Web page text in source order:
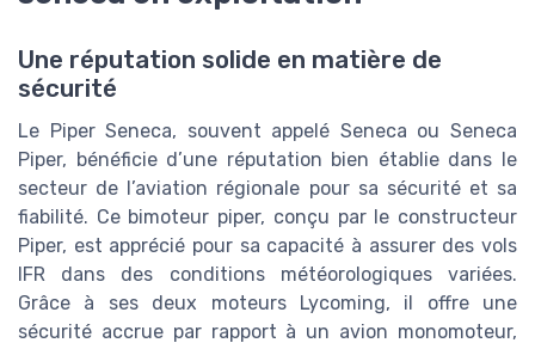
Une réputation solide en matière de
sécurité
Le Piper Seneca, souvent appelé Seneca ou Seneca
Piper, bénéficie d’une réputation bien établie dans le
secteur de l’aviation régionale pour sa sécurité et sa
fiabilité. Ce bimoteur piper, conçu par le constructeur
Piper, est apprécié pour sa capacité à assurer des vols
IFR dans des conditions météorologiques variées.
Grâce à ses deux moteurs Lycoming, il offre une
sécurité accrue par rapport à un avion monomoteur,